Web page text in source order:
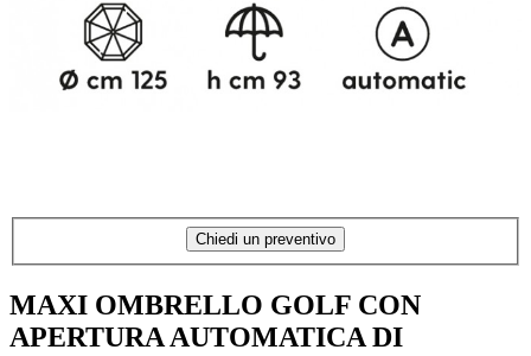
Chiedi un preventivo
MAXI OMBRELLO GOLF CON
APERTURA AUTOMATICA DI